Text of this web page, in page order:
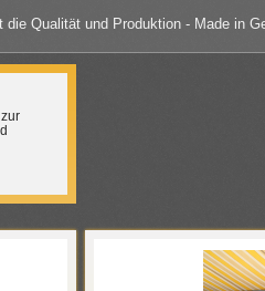
die Qualität und Produktion - Made in